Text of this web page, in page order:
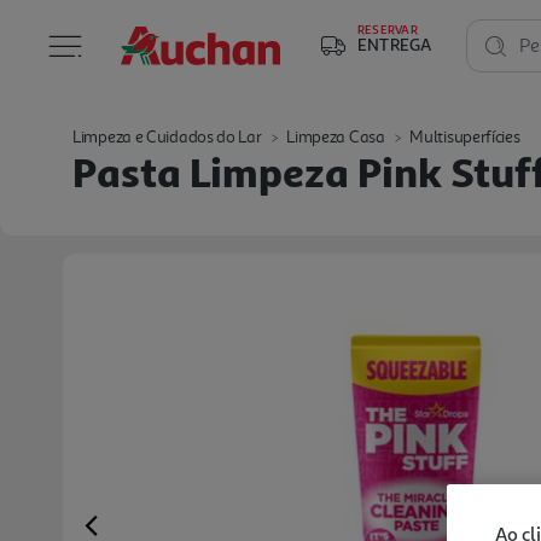
RESERVAR
ENTREGA
Limpeza e Cuidados do Lar Limpeza Casa Multisuperfícies
Pasta Limpeza Pink
Ao